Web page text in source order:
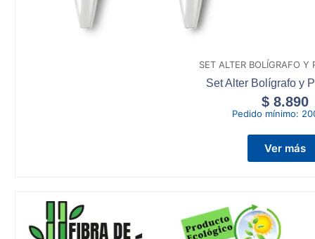
SET ALTER BOLÍGRAFO Y
Set Alter Bolígrafo y
$ 8.890
Pedido mínimo:
Ver más